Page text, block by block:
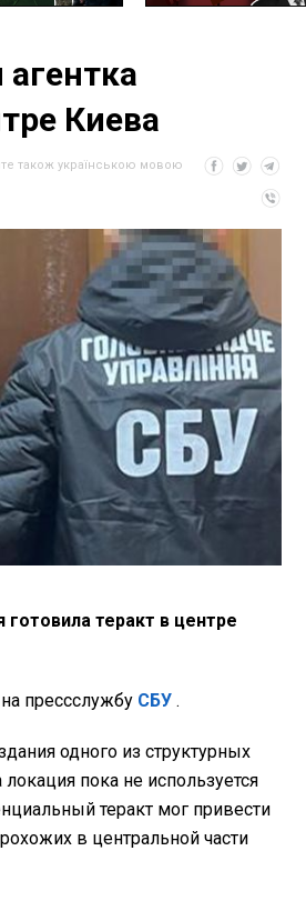
Киева
також українською мовою
теракт в центре
прессслужбу СБУ .
одного из структурных
пока не используется
теракт мог привести
в центральной части